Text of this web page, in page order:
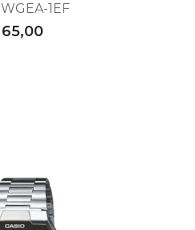
1EF
65,00